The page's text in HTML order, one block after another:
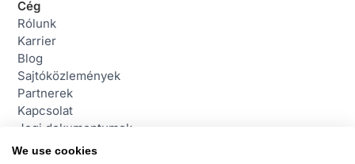
Cég
Rólunk
Karrier
Blog
Sajtóközlemények
Partnerek
Kapcsolat
Jogi dokumentumok
We use cookies